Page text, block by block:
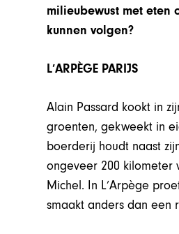
milieubewust met eten
kunnen volgen?
L’ARPÈGE PARIJS
Alain Passard kookt in
groenten, gekweekt in
boerderij houdt naast
ongeveer 200 kilometer
Michel. In L’Arpège
smaakt anders dan een